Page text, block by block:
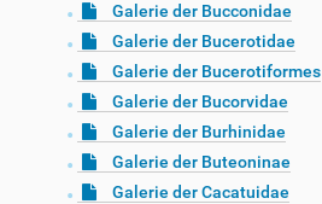
Galerie der Bucconidae
Galerie der Bucerotidae
Galerie der Bucerotiformes
Galerie der Bucorvidae
Galerie der Burhinidae
Galerie der Buteoninae
Galerie der Cacatuidae